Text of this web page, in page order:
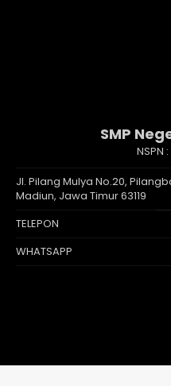
SMP
NSPN :
Jl. Pilang Mulya No.20,
Madiun, Jawa Timur 63119
TELEPON
WHATSAPP